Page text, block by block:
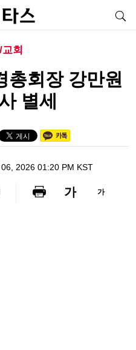
회
총회장 강만원
별세
2026 01:20 PM KST
가 가